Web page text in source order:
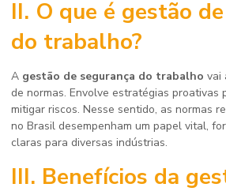
II. O que é gestão
do trabalho?
A gestão de segurança do trabalho vai
de normas. Envolve estratégias proativas
mitigar riscos. Nesse sentido, as normas
no Brasil desempenham um papel vital,
claras para diversas indústrias.
III. Benefícios da